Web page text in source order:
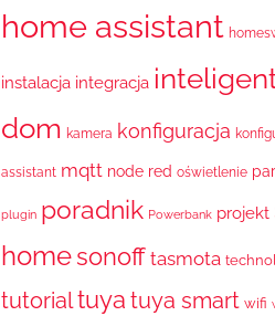
home assistant
instalacja integracja
dom kamera konfiguracja
assistant mqtt node red oświetlenie
plugin poradnik Powerbank projekt
home sonoff tasmota
tutorialtuya tuya smart wifi